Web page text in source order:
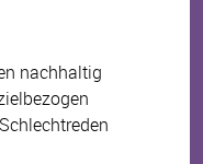
nachhaltig